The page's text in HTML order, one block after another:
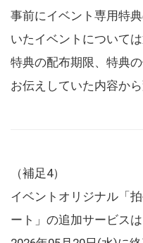
事前にイベント専用特
いたイベントについて
特典の配布期限、特典
お伝えしていた内容か
（補足4）
イベントオリジナル「
ート」の追加サービスは